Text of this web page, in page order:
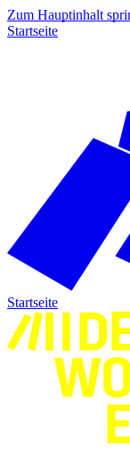
Zum Hauptinhalt
Startseite
Startseite